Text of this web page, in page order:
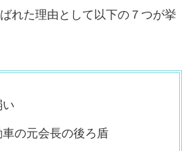
れた理由として以下の７つが挙
車の元会長の後ろ盾